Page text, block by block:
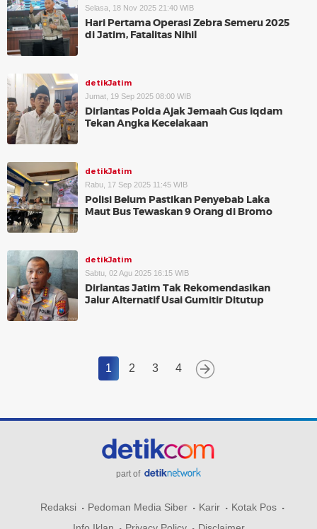
Selasa, 18 Nov 2025 21:40 WIB
Hari Pertama Operasi Zebra Semeru 2025
di Jatim, Fatalitas Nihil
detikJatim
Jumat, 19 Sep 2025 08:00 WIB
Dirlantas Polda Ajak Jemaah Gus Iqdam
Tekan Angka Kecelakaan
detikJatim
Rabu, 17 Sep 2025 11:45 WIB
Polisi Belum Pastikan Penyebab Laka
Maut Bus Tewaskan 9 Orang di Bromo
detikJatim
Sabtu, 02 Agu 2025 16:15 WIB
Dirlantas Jatim Tak Rekomendasikan
Jalur Alternatif Usai Gumitir Ditutup
1 2 3 4
part of
Redaksi Pedoman Media Siber Karir
Kotak Pos